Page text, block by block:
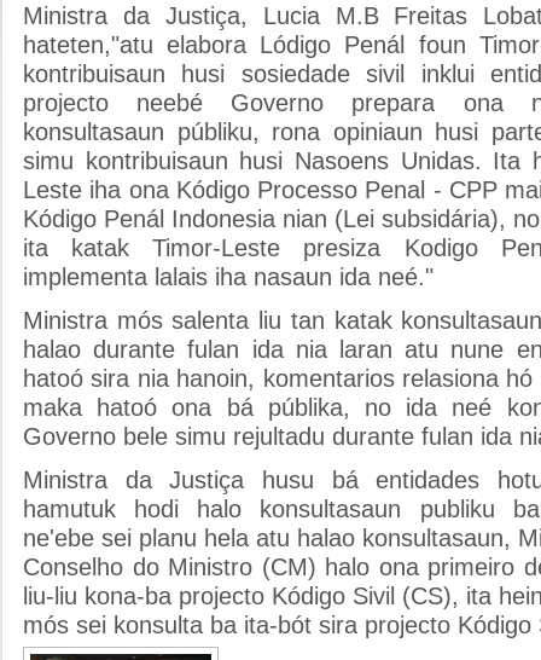
Ministra da Justiça, Lucia M.B Freitas
hateten,"atu elabora Lódigo Penál foun
kontribuisaun husi sosiedade sivil inklui
projecto neebé Governo prepara ona
konsultasaun públiku, rona opiniaun husi
simu kontribuisaun husi Nasoens Unidas. Ita
Leste iha ona Kódigo Processo Penal - CPP
Kódigo Penál Indonesia nian (Lei subsidária),
ita katak Timor-Leste presiza Kodigo
implementa lalais iha nasaun ida neé."
Ministra mós salenta liu tan katak
halao durante fulan ida nia laran atu nune
hatoó sira nia hanoin, komentarios relasiona
maka hatoó ona bá públika, no ida neé
Governo bele simu rejultadu durante fulan ida
Ministra da Justiça husu bá entidades
hamutuk hodi halo konsultasaun publiku
ne'ebe sei planu hela atu halao konsultasaun,
Conselho do Ministro (CM) halo ona primeiro
liu-liu kona-ba projecto Kódigo Sivil (CS), ita
mós sei konsulta ba ita-bót sira projecto Kódigo